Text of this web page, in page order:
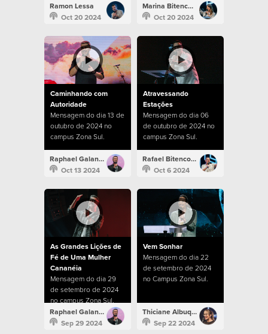
Ramon Lessa
Oct 20 2024
Marina Bitencourt
Oct 20 2024
Caminhando com
Autoridade
Mensagem do dia 13 de
outubro de 2024 no
campus Zona Sul.
Raphael Galante
Oct 13 2024
Atravessando
Estações
Mensagem do dia 06
de outubro de 2024 no
campus Zona Sul.
Rafael Bitencourt
Oct 6 2024
As Grandes Lições de
Fé de Uma Mulher
Cananéia
Mensagem do dia 29
de setembro de 2024
no campus Zona Sul.
Raphael Galante
Sep 29 2024
Vem Sonhar
Mensagem do dia 22
de setembro de 2024
no Campus Zona Sul.
Thiciane Albuquerque
Sep 22 2024